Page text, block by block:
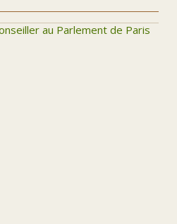
au Parlement de Paris